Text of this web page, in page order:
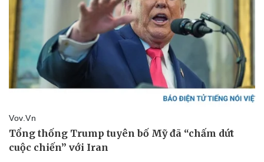
Lịch thi đấu bóng đá
Thế giới thể thao
eSports
Hậu trường
Ô tô - Xe máy
Ô tô
Xe máy
Tư vấn